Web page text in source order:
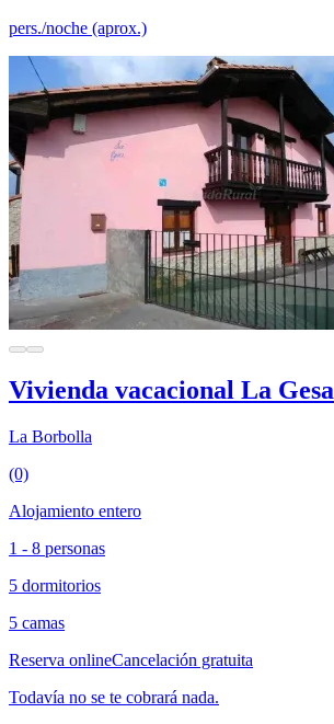
pers./noche (aprox.)
Vivienda vacacional La Gesa
La Borbolla
(0)
Alojamiento entero
1 - 8 personas
5 dormitorios
5 camas
Reserva onlineCancelación gratuita
Todavía no se te cobrará nada.